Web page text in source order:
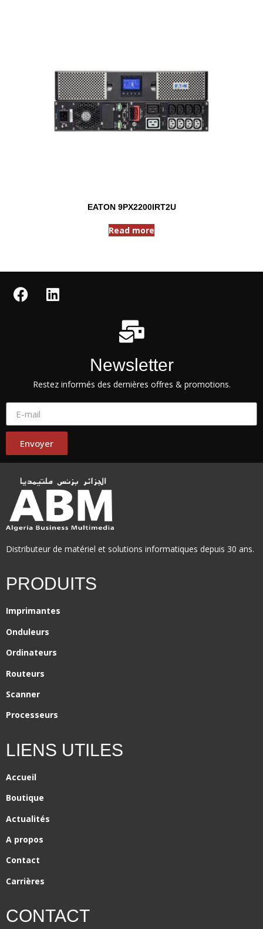
EATON 9PX2200IRT2U
Read more
Newsletter
Restez informés des dernières offres & promotions.
Envoyer
Distributeur de matériel et solutions informatiques depuis 30 ans.
PRODUITS
Imprimantes
Onduleurs
Ordinateurs
Routeurs
Scanner
Processeurs
LIENS UTILES
Accueil
Boutique
Actualités
A propos
Contact
Carrières
CONTACT